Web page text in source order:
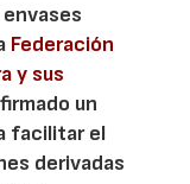
Federación
y sus
un
facilitar el
derivadas